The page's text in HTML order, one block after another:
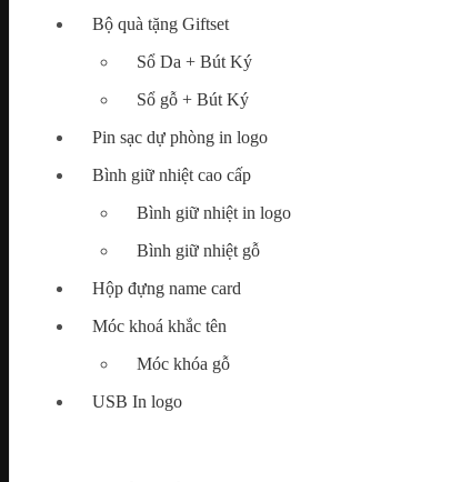
Bộ quà tặng Giftset
Sổ Da + Bút Ký
Sổ gỗ + Bút Ký
Pin sạc dự phòng in logo
Bình giữ nhiệt cao cấp
Bình giữ nhiệt in logo
Bình giữ nhiệt gỗ
Hộp đựng name card
Móc khoá khắc tên
Móc khóa gỗ
USB In logo